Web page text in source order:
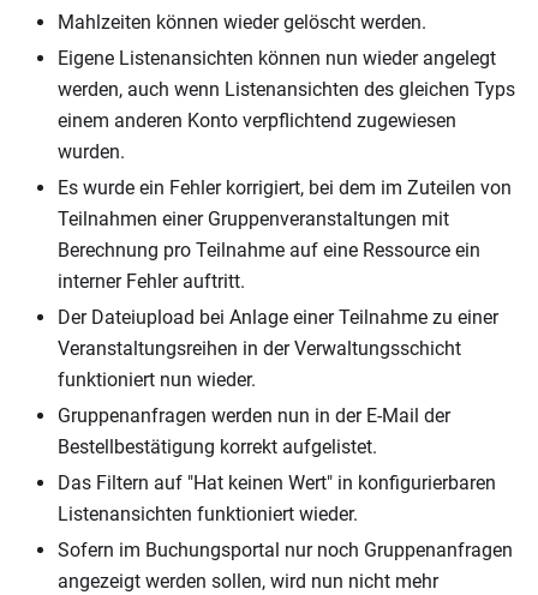
Mahlzeiten können wieder gelöscht werden.
Eigene Listenansichten können nun wieder angelegt
werden, auch wenn Listenansichten des gleichen Typs
einem anderen Konto verpflichtend zugewiesen
wurden.
Es wurde ein Fehler korrigiert, bei dem im Zuteilen von
Teilnahmen einer Gruppenveranstaltungen mit
Berechnung pro Teilnahme auf eine Ressource ein
interner Fehler auftritt.
Der Dateiupload bei Anlage einer Teilnahme zu einer
Veranstaltungsreihen in der Verwaltungsschicht
funktioniert nun wieder.
Gruppenanfragen werden nun in der E-Mail der
Bestellbestätigung korrekt aufgelistet.
Das Filtern auf "Hat keinen Wert" in konfigurierbaren
Listenansichten funktioniert wieder.
Sofern im Buchungsportal nur noch Gruppenanfragen
angezeigt werden sollen, wird nun nicht mehr